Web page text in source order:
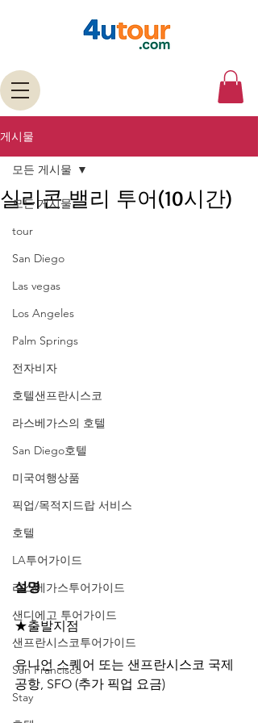
게시물
모든 게시물
tour
San Diego
Las vegas
Los Angeles
Palm Springs
전자비자
호텔샌프란시스코
라스베가스의 호텔
San Diego호텔
미국여행상품
픽업/목적지드랍 서비스
호텔
LA투어가이드
라스베가스투어가이드
샌디에고 투어가이드
샌프란시스코투어가이드
San Francisco
Stay
모든 게시물
실리콘 밸리 투어(10시간)
설명
★출발지점
유니언 스퀘어 또는 샌프란시스코 국제
공항, SFO (추가 픽업 요금)